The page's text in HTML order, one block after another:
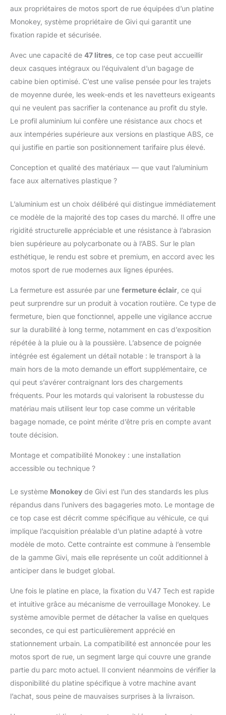
aux propriétaires de motos sport de rue équipées d’un platine
Monokey, système propriétaire de Givi qui garantit une
fixation rapide et sécurisée.
Avec une capacité de 47 litres , ce top case peut accueillir
deux casques intégraux ou l’équivalent d’un bagage de
cabine bien optimisé. C’est une valise pensée pour les trajets
de moyenne durée, les week-ends et les navetteurs exigeants
qui ne veulent pas sacrifier la contenance au profit du style.
Le profil aluminium lui confère une résistance aux chocs et
aux intempéries supérieure aux versions en plastique ABS, ce
qui justifie en partie son positionnement tarifaire plus élevé.
Conception et qualité des matériaux — que vaut l’aluminium
face aux alternatives plastique ?
L’aluminium est un choix délibéré qui distingue immédiatement
ce modèle de la majorité des top cases du marché. Il offre une
rigidité structurelle appréciable et une résistance à l’abrasion
bien supérieure au polycarbonate ou à l’ABS. Sur le plan
esthétique, le rendu est sobre et premium, en accord avec les
motos sport de rue modernes aux lignes épurées.
La fermeture est assurée par une fermeture éclair , ce qui
peut surprendre sur un produit à vocation routière. Ce type de
fermeture, bien que fonctionnel, appelle une vigilance accrue
sur la durabilité à long terme, notamment en cas d’exposition
répétée à la pluie ou à la poussière. L’absence de poignée
intégrée est également un détail notable : le transport à la
main hors de la moto demande un effort supplémentaire, ce
qui peut s’avérer contraignant lors des chargements
fréquents. Pour les motards qui valorisent la robustesse du
matériau mais utilisent leur top case comme un véritable
bagage nomade, ce point mérite d’être pris en compte avant
toute décision.
Montage et compatibilité Monokey : une installation
accessible ou technique ?
Le système Monokey de Givi est l’un des standards les plus
répandus dans l’univers des bagageries moto. Le montage de
ce top case est décrit comme spécifique au véhicule, ce qui
implique l’acquisition préalable d’un platine adapté à votre
modèle de moto. Cette contrainte est commune à l’ensemble
de la gamme Givi, mais elle représente un coût additionnel à
anticiper dans le budget global.
Une fois le platine en place, la fixation du V47 Tech est rapide
et intuitive grâce au mécanisme de verrouillage Monokey. Le
système amovible permet de détacher la valise en quelques
secondes, ce qui est particulièrement apprécié en
stationnement urbain. La compatibilité est annoncée pour les
motos sport de rue, un segment large qui couvre une grande
partie du parc moto actuel. Il convient néanmoins de vérifier la
disponibilité du platine spécifique à votre machine avant
l’achat, sous peine de mauvaises surprises à la livraison.